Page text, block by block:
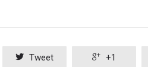
 Tweet  +1